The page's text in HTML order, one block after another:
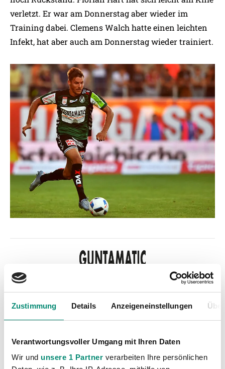
Zustimmung Details Anzeigeneinstellungen
Verantwortungsvoller Umgang mit Ihren Daten
Wir und unsere 1 Partner verarbeiten Ihre persönlichen
verletzt. Er war am Donnerstag aber wieder im
Training dabei. Clemens Walch hatte einen leichten
Infekt, hat aber auch am Donnerstag wieder trainiert.
Kategorien
Akademie
Allgemeine News
(606)